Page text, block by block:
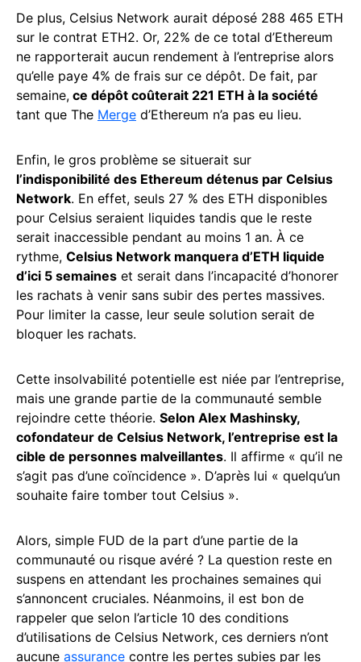
De plus, Celsius Network aurait déposé 288 465 ETH
sur le contrat ETH2. Or, 22% de ce total d’Ethereum
ne rapporterait aucun rendement à l’entreprise alors
qu’elle paye 4% de frais sur ce dépôt. De fait, par
semaine, ce dépôt coûterait 221 ETH à la société
tant que The Merge d’Ethereum n’a pas eu lieu.
Enfin, le gros problème se situerait sur
l’indisponibilité des Ethereum détenus par Celsius
Network. En effet, seuls 27 % des ETH disponibles
pour Celsius seraient liquides tandis que le reste
serait inaccessible pendant au moins 1 an. À ce
rythme, Celsius Network manquera d’ETH liquide
d’ici 5 semaines et serait dans l’incapacité d’honorer
les rachats à venir sans subir des pertes massives.
Pour limiter la casse, leur seule solution serait de
bloquer les rachats.
Cette insolvabilité potentielle est niée par l’entreprise,
mais une grande partie de la communauté semble
rejoindre cette théorie. Selon Alex Mashinsky,
cofondateur de Celsius Network, l’entreprise est la
cible de personnes malveillantes. Il affirme « qu’il ne
s’agit pas d’une coïncidence ». D’après lui « quelqu’un
souhaite faire tomber tout Celsius ».
Alors, simple FUD de la part d’une partie de la
communauté ou risque avéré ? La question reste en
suspens en attendant les prochaines semaines qui
s’annoncent cruciales. Néanmoins, il est bon de
rappeler que selon l’article 10 des conditions
d’utilisations de Celsius Network, ces derniers n’ont
aucune assurance contre les pertes subies par les